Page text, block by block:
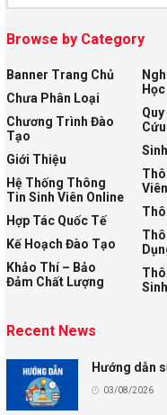
Browse by Category
Banner Trang Chủ
Chưa Phân Loại
Chương Trình Đào
Tạo
Giới Thiệu
Hệ Thống Thông
Tin Sinh Viên Online
Hợp Tác Quốc Tế
Kế Hoạch Đào Tạo
Khảo Thí – Bảo
Đảm Chất Lượng
Học
Viên
Sinh
Recent News
Hướng dẫn
03/08/2026